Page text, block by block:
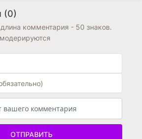
(0)
комментария - 50 знаков.
ОТПРАВИТЬ